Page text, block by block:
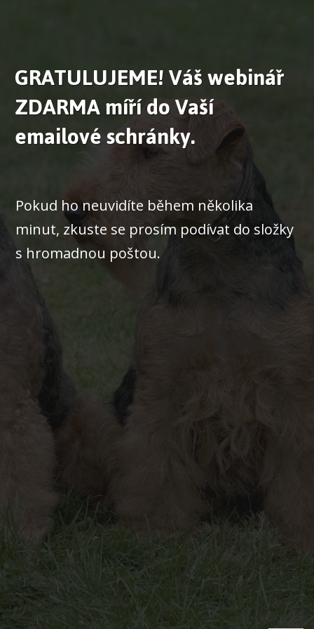
GRATULUJEME! Váš webinář
ZDARMA míří do Vaší
emailové schránky.
Pokud ho neuvidíte během několika
minut, zkuste se prosím podívat do složky
s hromadnou poštou.